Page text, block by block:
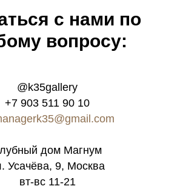
с нами по
вопросу:
@k35gallery
+7 903 511 90 10
дом Магнум
Усачёва, 9, Москва
вт-вс 11-21